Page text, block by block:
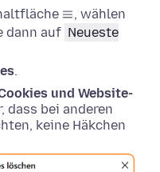
, wählen
dann auf Neueste
.
und Website-
dass bei anderen
keine Häkchen